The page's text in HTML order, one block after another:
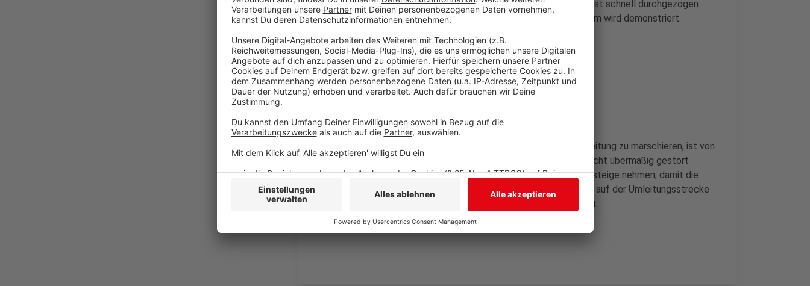
davon gesprochen, dass der Neubau der kaputten Brücke möglichst schnell durchgezogen
werden soll. Trotzdem ist vielfach von fünf Jahren die Rede. Darum wird demonstriert.
Anzeige
Bauzeit zu lang für Anwohner
Der ursprüngliche Plan der Organisatoren, über einen Teil der Umleitung zu marschieren, ist von
der Polizei verboten worden. Der Straßenverkehr darf demnach nicht übermäßig gestört
werden durch die Demonstration. Die Menschen sollen die Bürgersteige nehmen, damit die
LKW und PKW nicht ausgebremst werden. Gestern hat die Polizei auf der Umleitungsstrecke
schon mal Kontrollen durchgeführt und damit Stärke demonstriert.